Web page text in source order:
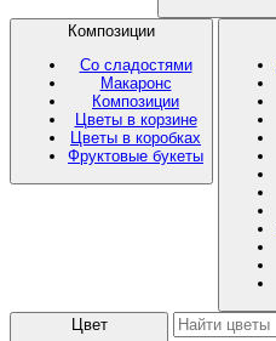
Композиции
Со сладостями
Макаронс
Композиции
Цветы в корзине
Цветы в коробках
Фруктовые букеты
Цвет